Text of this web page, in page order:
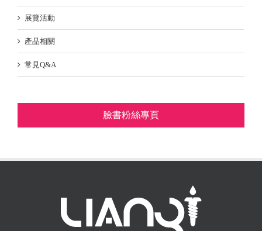
展覽活動
產品相關
常見Q&A
臉書粉絲專頁